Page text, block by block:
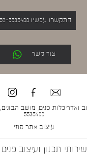
התקשרו עכשיו 052-5535400
צור קשר
5535400
עיצוב אתר מוזי
תכנון ועיצוב פנים